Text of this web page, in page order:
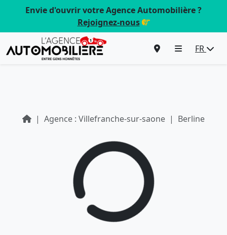
Envie d'ouvrir votre Agence Automobilière ?
Rejoignez-nous
FR
Agence : Villefranche-sur-saone Berline